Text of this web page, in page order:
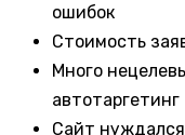
ошибок
Стоимость
Много
автотаргетинг
Сайт нуждался